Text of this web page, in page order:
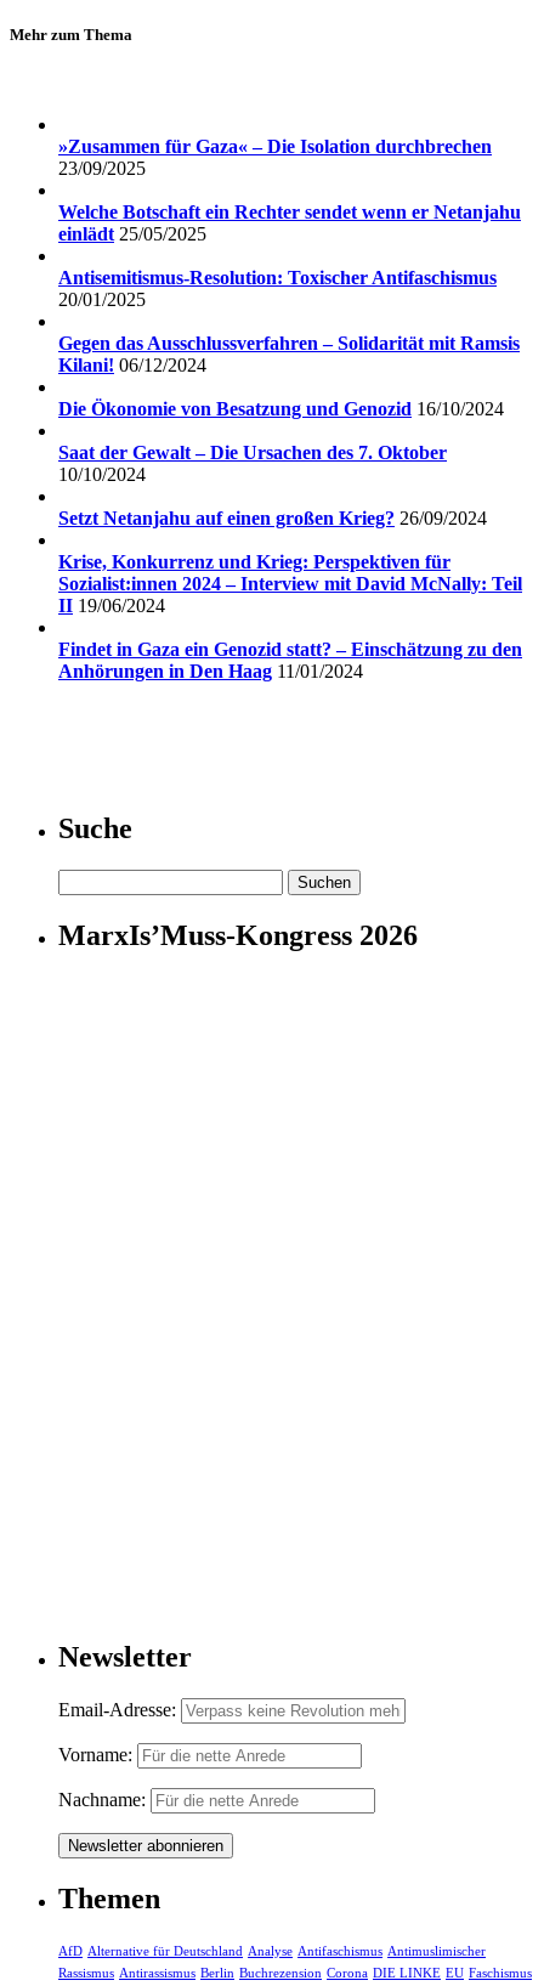
Mehr zum Thema
»Zusammen für Gaza« – Die Isolation durchbrechen
23/09/2025
Welche Botschaft ein Rechter sendet wenn er Netanjahu
einlädt 25/05/2025
Antisemitismus-Resolution: Toxischer Antifaschismus
20/01/2025
Gegen das Ausschlussverfahren – Solidarität mit Ramsis
Kilani! 06/12/2024
Die Ökonomie von Besatzung und Genozid 16/10/2024
Saat der Gewalt – Die Ursachen des 7. Oktober
10/10/2024
Setzt Netanjahu auf einen großen Krieg? 26/09/2024
Krise, Konkurrenz und Krieg: Perspektiven für
Sozialist:innen 2024 – Interview mit David McNally: Teil
II 19/06/2024
Findet in Gaza ein Genozid statt? – Einschätzung zu den
Anhörungen in Den Haag 11/01/2024
Suche
nach:
MarxIs’Muss-Kongress 2026
Newsletter
Email-Adresse:
Vorname:
Nachname:
Themen
AfD Alternative für Deutschland Analyse Antifaschismus Antimuslimischer
Rassismus Antirassismus Berlin Buchrezension Corona DIE LINKE EU Faschismus